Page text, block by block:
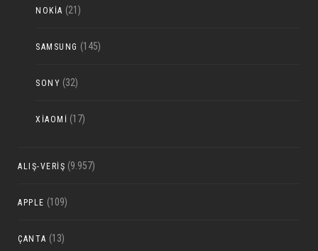
NOKIA (21)
SAMSUNG (145)
SONY (32)
XIAOMI (17)
ALIŞ-VERIŞ (9.957)
APPLE (109)
ÇANTA (13)